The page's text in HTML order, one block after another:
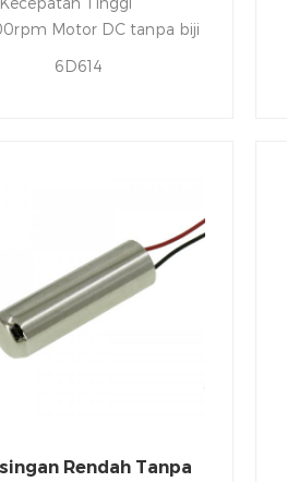
Motor DC tanpa biji
6D614
Rendah Tanpa